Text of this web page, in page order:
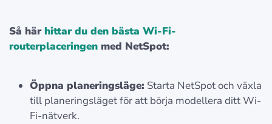
Så härhittar du den bästa Wi-Fi-
routerplaceringen med NetSpot:
Öppna planeringsläge: Starta NetSpot och växla
till planeringsläget för att börja modellera ditt Wi-
Fi-nätverk.